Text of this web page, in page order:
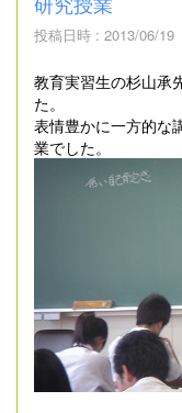
投稿日時 : 2013/06/19
教育実習生の杉山承
た。
表情豊かに一方的な
業でした。